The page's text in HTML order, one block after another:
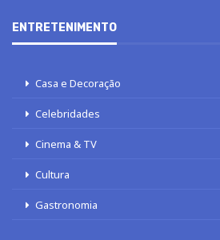
ENTRETENIMENTO
Casa e Decoração
Celebridades
Cinema & TV
Cultura
Gastronomia